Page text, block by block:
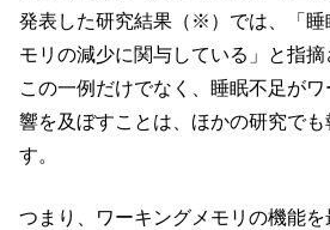
発表した研究結果（※）では、「睡
モリの減少に関与している」と指摘
この一例だけでなく、睡眠不足が
響を及ぼすことは、ほかの研究で
す。
つまり、ワーキングメモリの機能